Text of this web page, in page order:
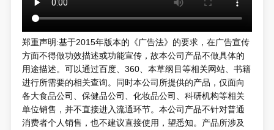
郑重声明:基于2015年版本的《广告法》的要求，在广告宣传
方面不得做功效描述或功能宣传，故本公司产品不做具体的
用途描述。可以通过百度、360、本草纲目等相关网站、书籍
进行所需要的相关查询。同时本公司所提供的产品，仅面向
各大食品公司、保健品公司、化妆品公司、科研机构等相关
单位销售，并不直接进入流通环节。本公司产品不针对普通
消费者个人销售，也不建议直接使用，望悉知。产品所涉及